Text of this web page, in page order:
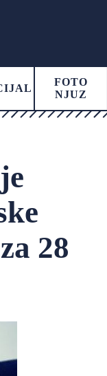
FOTO
NJUZ
28